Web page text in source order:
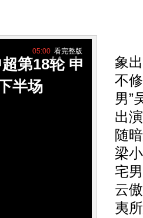
第18轮 申
半场
05:00 看完整版
象
不
男”
出
随
梁
宅
云
夷